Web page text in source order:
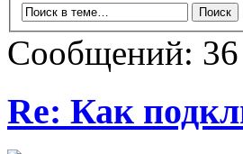
Сообщений: 36
Re: Как